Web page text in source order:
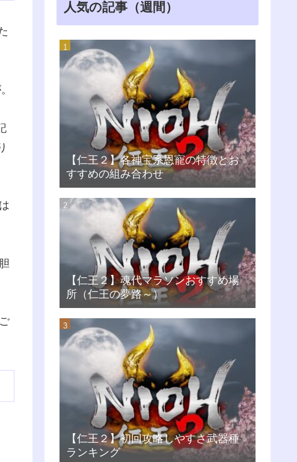
人気の記事（週間）
【仁王２】各神宝系恩寵の特徴とお
すすめの組み合わせ
【仁王２】魂代マラソンおすすめ場
所（仁王の夢路～）
【仁王２】初回攻略しやすさ武器種
ランキング